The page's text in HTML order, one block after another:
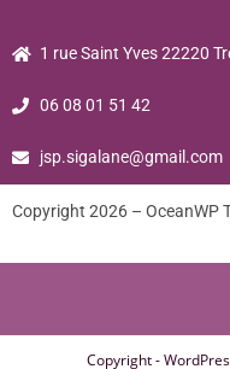
1 rue Saint Yves 22220
06 08 01 51 42
jsp.sigalane@gmail.com
Copyright 2026 –
Copyright -